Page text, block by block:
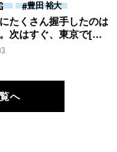
豊田 裕大
たくさん握手したのは
次はすぐ、東京で[豊
ログ]
へ